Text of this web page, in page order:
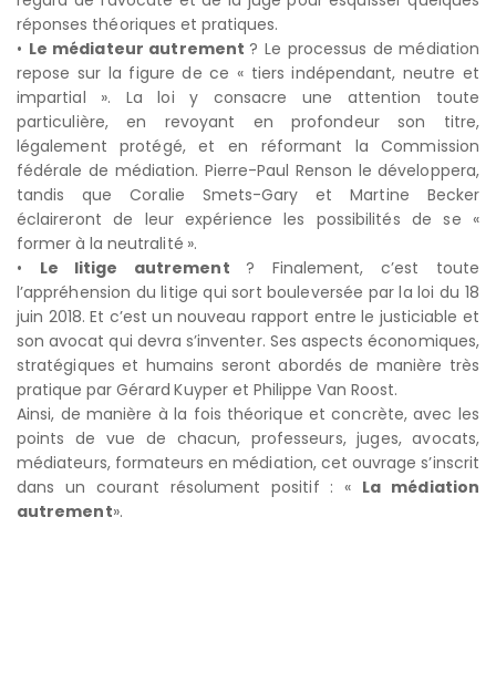
réponses théoriques et pratiques.
• Le médiateur autrement? Le processus de médiation
repose sur la figure de ce « tiers indépendant, neutre et
impartial ». La loi y consacre une attention toute
particulière, en revoyant en profondeur son titre,
légalement protégé, et en réformant la Commission
fédérale de médiation. Pierre-Paul Renson le développera,
tandis que Coralie Smets-Gary et Martine Becker
éclaireront de leur expérience les possibilités de se «
former à la neutralité ».
• Le litige autrement? Finalement, c’est toute
l’appréhension du litige qui sort bouleversée par la loi du 18
juin 2018. Et c’est un nouveau rapport entre le justiciable et
son avocat qui devra s’inventer. Ses aspects économiques,
stratégiques et humains seront abordés de manière très
pratique par Gérard Kuyper et Philippe Van Roost.
Ainsi, de manière à la fois théorique et concrète, avec les
points de vue de chacun, professeurs, juges, avocats,
médiateurs, formateurs en médiation, cet ouvrage s’inscrit
dans un courant résolument positif : « La médiation
autrement».